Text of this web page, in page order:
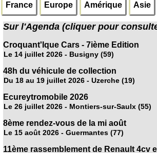
France
Europe Amérique Asie
Sur l'Agenda (cliquer pour
Croquant'Ique Cars - 7ième Edition
Le 14 juillet 2026 - Busigny (59)
48h du véhicule de collection
Du 18 au 19 juillet 2026 - Uzerche (19)
Ecureytromobile 2026
Le 26 juillet 2026 - Montiers-sur-Saulx (55)
8ème rendez-vous de la mi août
Le 15 août 2026 - Guermantes (77)
11ème rassemblement de Renault 4cv